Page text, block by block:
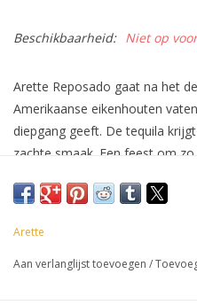
Beschikbaarheid: Niet op
Arette Reposado gaat na het
Amerikaanse eikenhouten
diepgang geeft. De tequila
zachte smaak. Een feest om
reposado.
Arette
Aan verlanglijst toevoegen /